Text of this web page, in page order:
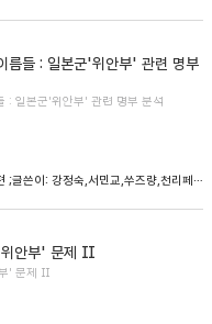
름들 : 일본군'위안부' 관련 명부
: 일본군'위안부' 관련 명부 분석
일본인'위안부'문제연구소 편 ;글쓴이: 강정숙,서민교,쑤즈량,천리페이,윤명숙,최종길,한혜인
위안부' 문제 Ⅱ
' 문제 Ⅱ